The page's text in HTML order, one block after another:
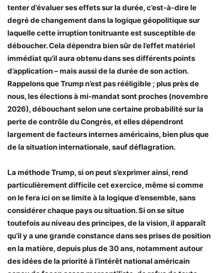
tenter d’évaluer ses effets sur la durée, c’est-à-dire le
degré de changement dans la logique géopolitique sur
laquelle cette irruption tonitruante est susceptible de
déboucher. Cela dépendra bien sûr de l’effet matériel
immédiat qu’il aura obtenu dans ses différents points
d’application – mais aussi de la durée de son action.
Rappelons que Trump n’est pas rééligible ; plus près de
nous, les élections à mi-mandat sont proches (novembre
2026), débouchant selon une certaine probabilité sur la
perte de contrôle du Congrès, et elles dépendront
largement de facteurs internes américains, bien plus que
de la situation internationale, sauf déflagration.
La méthode Trump, si on peut s’exprimer ainsi, rend
particulièrement difficile cet exercice, même si comme
on le fera ici on se limite à la logique d’ensemble, sans
considérer chaque pays ou situation. Si on se situe
toutefois au niveau des principes, de la vision, il apparaît
qu’il y a une grande constance dans ses prises de position
en la matière, depuis plus de 30 ans, notamment autour
des idées de la priorité à l’intérêt national américain